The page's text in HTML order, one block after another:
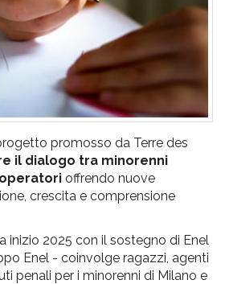
promosso da Terre des
il dialogo tra minorenni
offrendo nuove
crescita e comprensione
inizio 2025 con il sostegno di Enel
Enel - coinvolge ragazzi, agenti
penali per i minorenni di Milano e